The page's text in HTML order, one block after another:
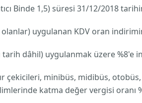
Binde 1,5) süresi 31/12/2018
uygulanan KDV oran
dâhil) uygulanmak üzere %8'e
minibüs, midibüs,
katma değer vergisi oranı